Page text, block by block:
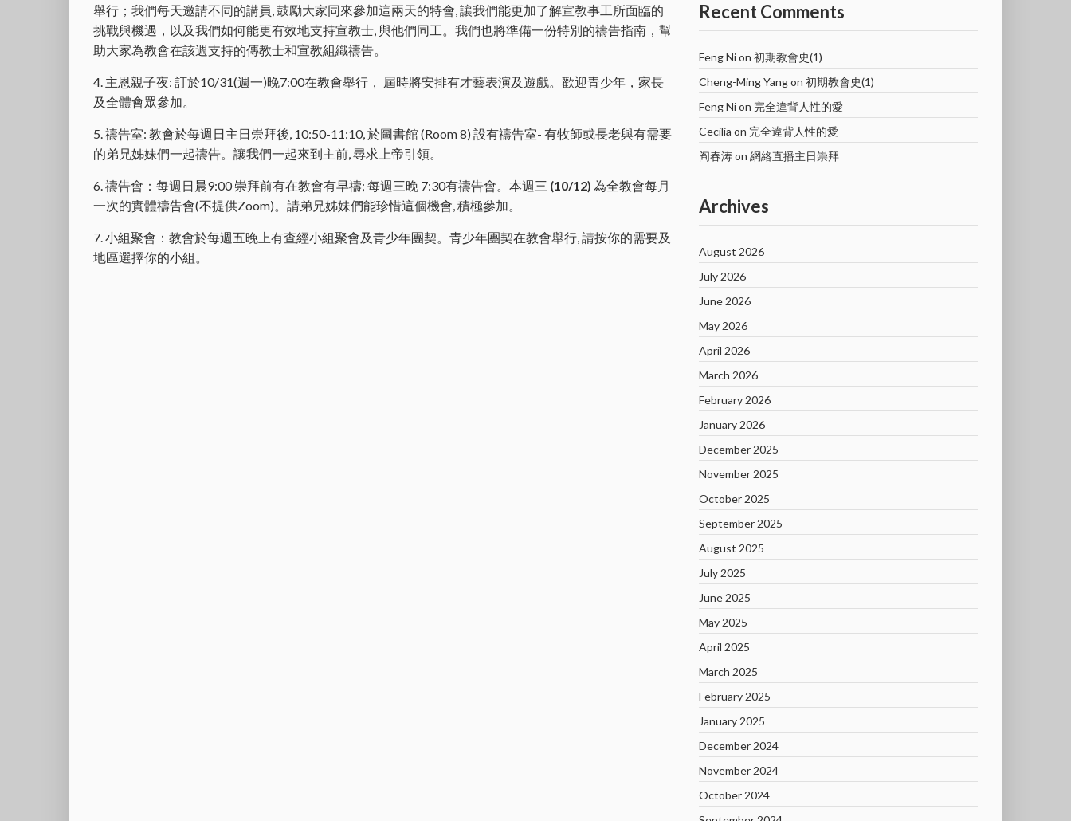
舉行；我們每天邀請不同的講員, 鼓勵大家同來參加這兩天的特會, 讓我們能更加了解宣教事工所面臨的
挑戰與機遇，以及我們如何能更有效地支持宣教士, 與他們同工。我們也將準備一份特別的禱告指南，幫
助大家為教會在該週支持的傳教士和宣教組織禱告。
4. 主恩親子夜: 訂於10/31(週一)晚7:00在教會舉行， 屆時將安排有才藝表演及遊戲。歡迎青少年，家長
及全體會眾參加。
5. 禱告室: 教會於每週日主日崇拜後, 10:50-11:10, 於圖書館 (Room 8) 設有禱告室- 有牧師或長老與有需要
的弟兄姊妹們一起禱告。讓我們一起來到主前, 尋求上帝引領。
6. 禱告會：每週日晨9:00 崇拜前有在教會有早禱; 每週三晚 7:30有禱告會。本週三 (10/12) 為全教會每月
一次的實體禱告會(不提供Zoom)。請弟兄姊妹們能珍惜這個機會, 積極參加。
7. 小組聚會：教會於每週五晚上有查經小組聚會及青少年團契。青少年團契在教會舉行, 請按你的需要及
地區選擇你的小組。
Recent Comments
Feng Nion 初期教會史(1)
Cheng-Ming Yangon 初期教會史(1)
Feng Nion 完全違背人性的愛
Cecilia on 完全違背人性的愛
阎春涛on 網絡直播主日崇拜
Archives
August 2026
July 2026
June 2026
May 2026
April 2026
March 2026
February 2026
January 2026
December 2025
November 2025
October 2025
September 2025
August 2025
July 2025
June 2025
May 2025
April 2025
March 2025
February 2025
January 2025
December 2024
November 2024
October 2024